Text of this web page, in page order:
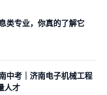
类专业，你真的了解它
中考｜济南电子机械工程
人才